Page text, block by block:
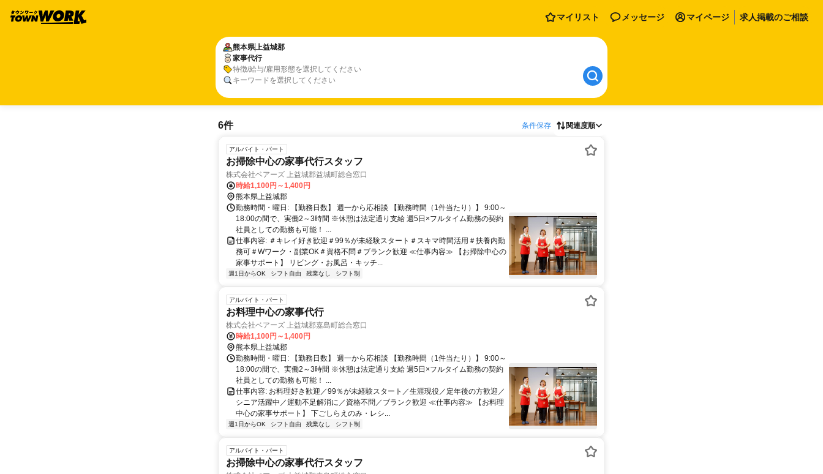
マイリスト メッセージ マイページ 求人掲載のご相談
熊本県上益城郡
家事代行
特徴/給与/雇用形態を選択してください
キーワードを選択してください
6件 条件保存 関連度順
アルバイト・パート
お掃除中心の家事代行スタッフ
株式会社ベアーズ 上益城郡益城町総合窓口
時給1,100円～1,400円
熊本県上益城郡
勤務時間・曜日: 【勤務日数】 週一から応相談 【勤務時間（1件当たり）】 9:00～
18:00の間で、実働2～3時間 ※休憩は法定通り支給 週5日×フルタイム勤務の契約
社員としての勤務も可能！ ...
仕事内容: ＃キレイ好き歓迎＃99％が未経験スタート＃スキマ時間活用＃扶養内勤
務可＃Wワーク・副業OK＃資格不問＃ブランク歓迎 ≪仕事内容≫ 【お掃除中心の
家事サポート】 リビング・お風呂・キッチ...
週1日からOK シフト自由 残業なし シフト制
アルバイト・パート
お料理中心の家事代行
株式会社ベアーズ 上益城郡嘉島町総合窓口
時給1,100円～1,400円
熊本県上益城郡
勤務時間・曜日: 【勤務日数】 週一から応相談 【勤務時間（1件当たり）】 9:00～
18:00の間で、実働2～3時間 ※休憩は法定通り支給 週5日×フルタイム勤務の契約
社員としての勤務も可能！ ...
仕事内容: お料理好き歓迎／99％が未経験スタート／生涯現役／定年後の方歓迎／
シニア活躍中／運動不足解消に／資格不問／ブランク歓迎 ≪仕事内容≫ 【お料理
中心の家事サポート】 下ごしらえのみ・レシ...
週1日からOK シフト自由 残業なし シフト制
アルバイト・パート
お掃除中心の家事代行スタッフ